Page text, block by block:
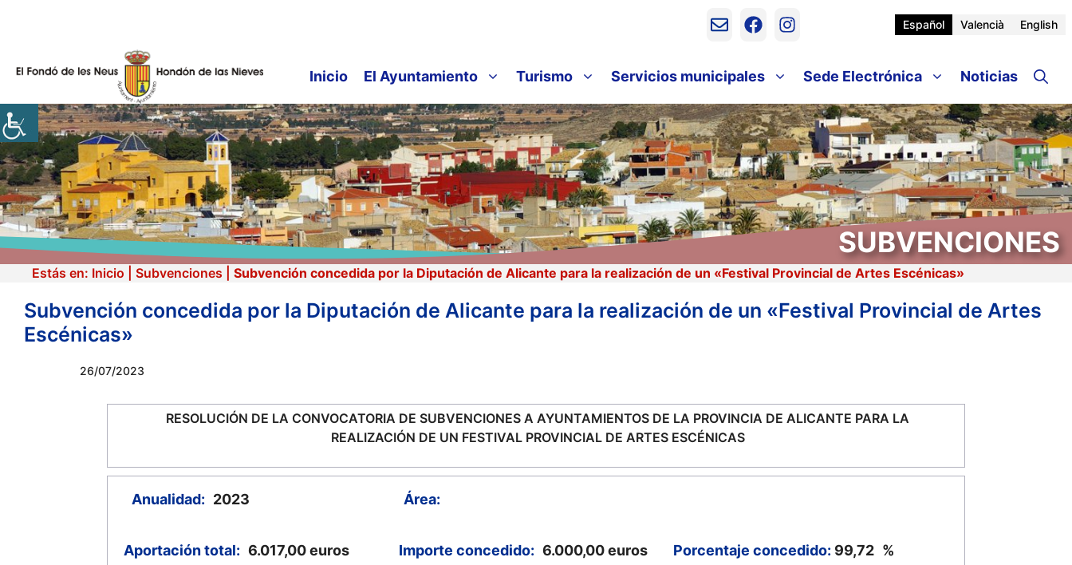
Español Valencià English
Inicio El Ayuntamiento Turismo Servicios municipales Sede Electrónica Noticias
SUBVENCIONES
Estás en: Inicio Subvenciones Subvención concedida por la Diputación de Alicante para la realización de un «Festival Provincial de Artes Escénicas»
Subvención concedida por la Diputación de Alicante para la realización de un «Festival Provincial de Artes
Escénicas»
26/07/2023
RESOLUCIÓN DE LA CONVOCATORIA DE SUBVENCIONES A AYUNTAMIENTOS DE LA PROVINCIA DE ALICANTE PARA LA
REALIZACIÓN DE UN FESTIVAL PROVINCIAL DE ARTES ESCÉNICAS
Anualidad: 2023 Área:
Aportación total: 6.017,00 euros Importe concedido: 6.000,00 euros Porcentaje concedido: 99,72 %